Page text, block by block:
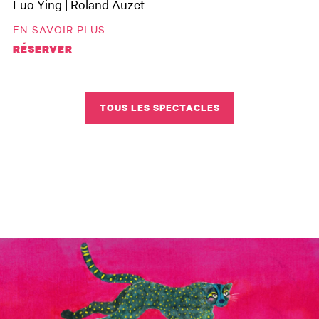
Luo Ying | Roland Auzet
EN SAVOIR PLUS
RÉSERVER
TOUS LES SPECTACLES